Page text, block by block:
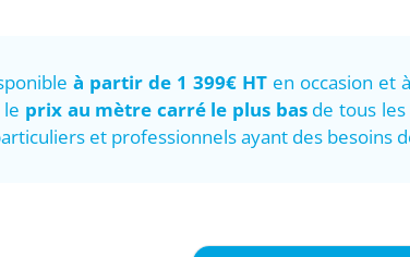
à partir de 1 399€ HT en occasion et
prix au mètre carré le plus basde tous les
et professionnels ayant des besoins